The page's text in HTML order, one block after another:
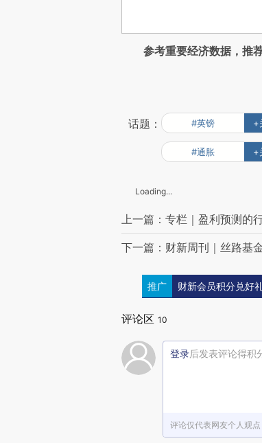
参考重要经济数据，推
话题： #英镑 +
#通胀 +
Loading...
上一篇：专栏｜盈利预测的
下一篇：财新周刊｜丝路基
推广 财新会员积分兑好
评论区 10
登录后发表评论得积
评论仅代表网友个人观